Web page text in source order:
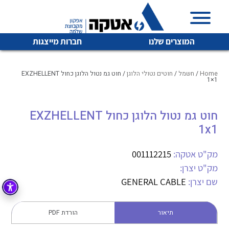
המוצרים שלנו חברות מייצגות
איכות | שרות | זמינות
אטקה בע”מ היא החברה הגדולה והמובילה בישראל בשיווק
מיתוג, בקרה , ואינסטלציה חשמלית ופעילה ב7 תחומים:
חשמל
קופסאות וארונות לחשמל, בקרה ואלקטרוניקה
לכל מוצרי היצרן לכל מוצרי היצרן
לכל מוצרי היצרן לכל מוצרי היצרן
Home
/ חשמל / חוטים נטולי הלוגן / חוט גמ נטול הלוגן כחול EXZHELLENT
1×1
חוט גמ נטול הלוגן כחול EXZHELLENT
1x1
מק"ט אטקה: 001112215
מק"ט יצרן:
שם יצרן: GENERAL CABLE
תיאור הורדת PDF